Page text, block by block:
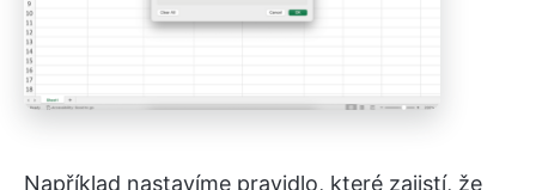
Například nastavíme pravidlo, které zajistí, že